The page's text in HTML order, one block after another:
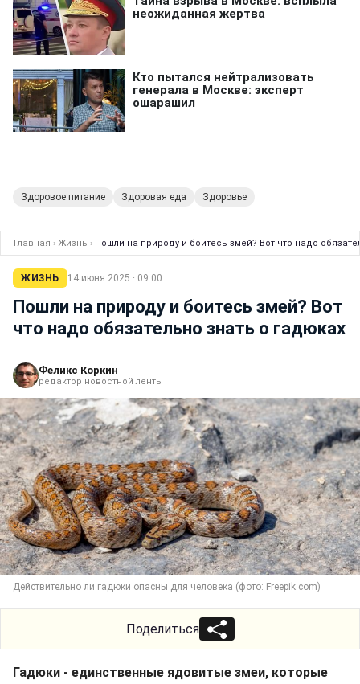
Здоровое питание Здоровая еда Здоровье
Главная › Жизнь › Пошли на природу и боитесь змей? Вот что надо
ЖИЗНЬ 14 июня 2025 · 09:00
Пошли на природу и боитесь змей? Вот
что надо обязательно знать о гадюках
Феликс Коркин
редактор новостной ленты
Действительно ли гадюки опасны для человека (фото: Freepik.com)
Поделиться
Гадюки - единственные ядовитые змеи, которые